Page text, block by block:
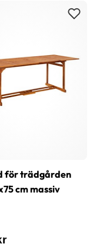
för trädgården
cm massiv